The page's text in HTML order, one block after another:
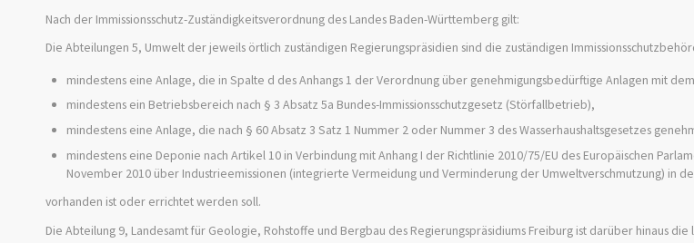
Nach der Immissionsschutz-Zuständigkeitsverordnung des Landes Baden-Württemberg gilt:
Die Abteilungen 5, Umwelt der jeweils örtlich zuständigen Regierungspräsidien sind die zuständigen
mindestens eine Anlage, die in Spalte d des Anhangs 1 der Verordnung über genehmigungsbedürftige Anlagen mit
mindestens ein Betriebsbereich nach § 3 Absatz 5a Bundes-Immissionsschutzgesetz (Störfallbetrieb),
mindestens eine Anlage, die nach § 60 Absatz 3 Satz 1 Nummer 2 oder Nummer 3 des Wasserhaushaltsgesetzes
mindestens eine Deponie nach Artikel 10 in Verbindung mit Anhang I der Richtlinie 2010/75/EU des Europäischen
November 2010 über Industrieemissionen (integrierte Vermeidung und Verminderung der Umweltverschmutzung) in
vorhanden ist oder errichtet werden soll.
Die Abteilung 9, Landesamt für Geologie, Rohstoffe und Bergbau des Regierungspräsidiums Freiburg ist darüber hinaus